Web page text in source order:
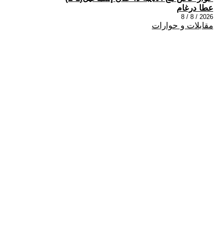
عطا درغام
2026 / 8 / 8
مقابلات و حوارات